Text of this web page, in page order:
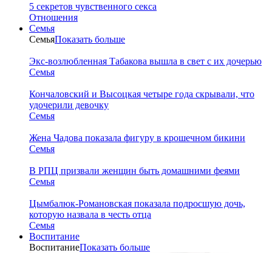
5 секретов чувственного секса
Отношения
Семья
СемьяПоказать больше
Экс-возлюбленная Табакова вышла в свет с их дочерью
Семья
Кончаловский и Высоцкая четыре года скрывали, что
удочерили девочку
Семья
Жена Чадова показала фигуру в крошечном бикини
Семья
В РПЦ призвали женщин быть домашними феями
Семья
Цымбалюк-Романовская показала подросшую дочь,
которую назвала в честь отца
Семья
Воспитание
ВоспитаниеПоказать больше